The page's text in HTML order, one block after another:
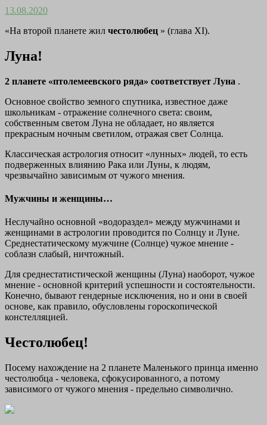
13.08.2020
«На второй планете жил честолюбец » (глава XI).
Луна!
2 планете «птолемеевского ряда» соответствует Луна .
Основное свойство земного спутника, известное даже
школьникам - отражение солнечного света: своим,
собственным светом Луна не обладает, но является
прекрасным ночным светилом, отражая свет Солнца.
Классическая астрология относит «лунных» людей, то есть
подверженных влиянию Рака или Луны, к людям,
чрезвычайно зависимым от чужого мнения.
Мужчины и женщины…
Неслучайно основной «водораздел» между мужчинами и
женщинами в астрологии проводится по Солнцу и Луне.
Среднестатическому мужчине (Солнце) чужое мнение -
соблазн слабый, ничтожный.
Для среднестатистической женщины (Луна) наоборот, чужое
мнение - основной критерий успешности и состоятельности.
Конечно, бывают гендерные исключения, но и они в своей
основе, как правило, обусловлены гороскопической
констелляцией.
Честолюбец!
Посему нахождение на 2 планете Маленького принца именно
честолюбца - человека, сфокусированного, а потому
зависимого от чужого мнения - предельно символично.